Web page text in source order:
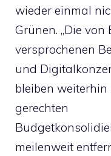
wieder einmal
Grünen. „Die von
versprochenen
und
bleiben weiterhin
gerechten
meilenweit